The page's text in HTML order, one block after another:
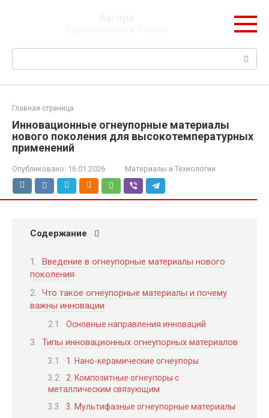
Поиск:
Главная страница
Инновационные огнеупорные материалы
нового поколения для высокотемпературных
применений
Опубликовано: 16.01.2026 Материалы и Технологии
Содержание
Введение в огнеупорные материалы нового
поколения
Что такое огнеупорные материалы и почему
важны инновации
Основные направления инноваций
Типы инновационных огнеупорных материалов
1. Нано-керамические огнеупоры
2. Композитные огнеупоры с
металлическим связующим
3. Мультифазные огнеупорные материалы